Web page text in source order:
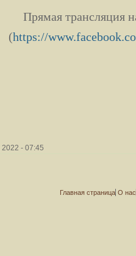
Прямая трансляция
(https://
2022 - 07:45
Главная страница О нас